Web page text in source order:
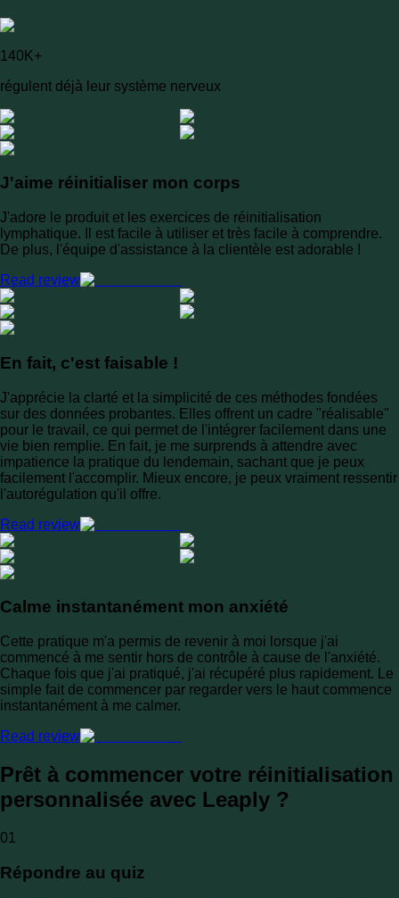
140K+
régulent déjà leur système nerveux
J'aime réinitialiser mon corps
J'adore le produit et les exercices de réinitialisation
lymphatique. Il est facile à utiliser et très facile à comprendre.
De plus, l'équipe d'assistance à la clientèle est adorable !
Read review
En fait, c'est faisable !
J'apprécie la clarté et la simplicité de ces méthodes fondées
sur des données probantes. Elles offrent un cadre "réalisable"
pour le travail, ce qui permet de l'intégrer facilement dans une
vie bien remplie. En fait, je me surprends à attendre avec
impatience la pratique du lendemain, sachant que je peux
facilement l'accomplir. Mieux encore, je peux vraiment ressentir
l'autorégulation qu'il offre.
Read review
Calme instantanément mon anxiété
Cette pratique m'a permis de revenir à moi lorsque j'ai
commencé à me sentir hors de contrôle à cause de l'anxiété.
Chaque fois que j'ai pratiqué, j'ai récupéré plus rapidement. Le
simple fait de commencer par regarder vers le haut commence
instantanément à me calmer.
Read review
Prêt à commencer votre réinitialisation
personnalisée avec Leaply ?
01
Répondre au quiz